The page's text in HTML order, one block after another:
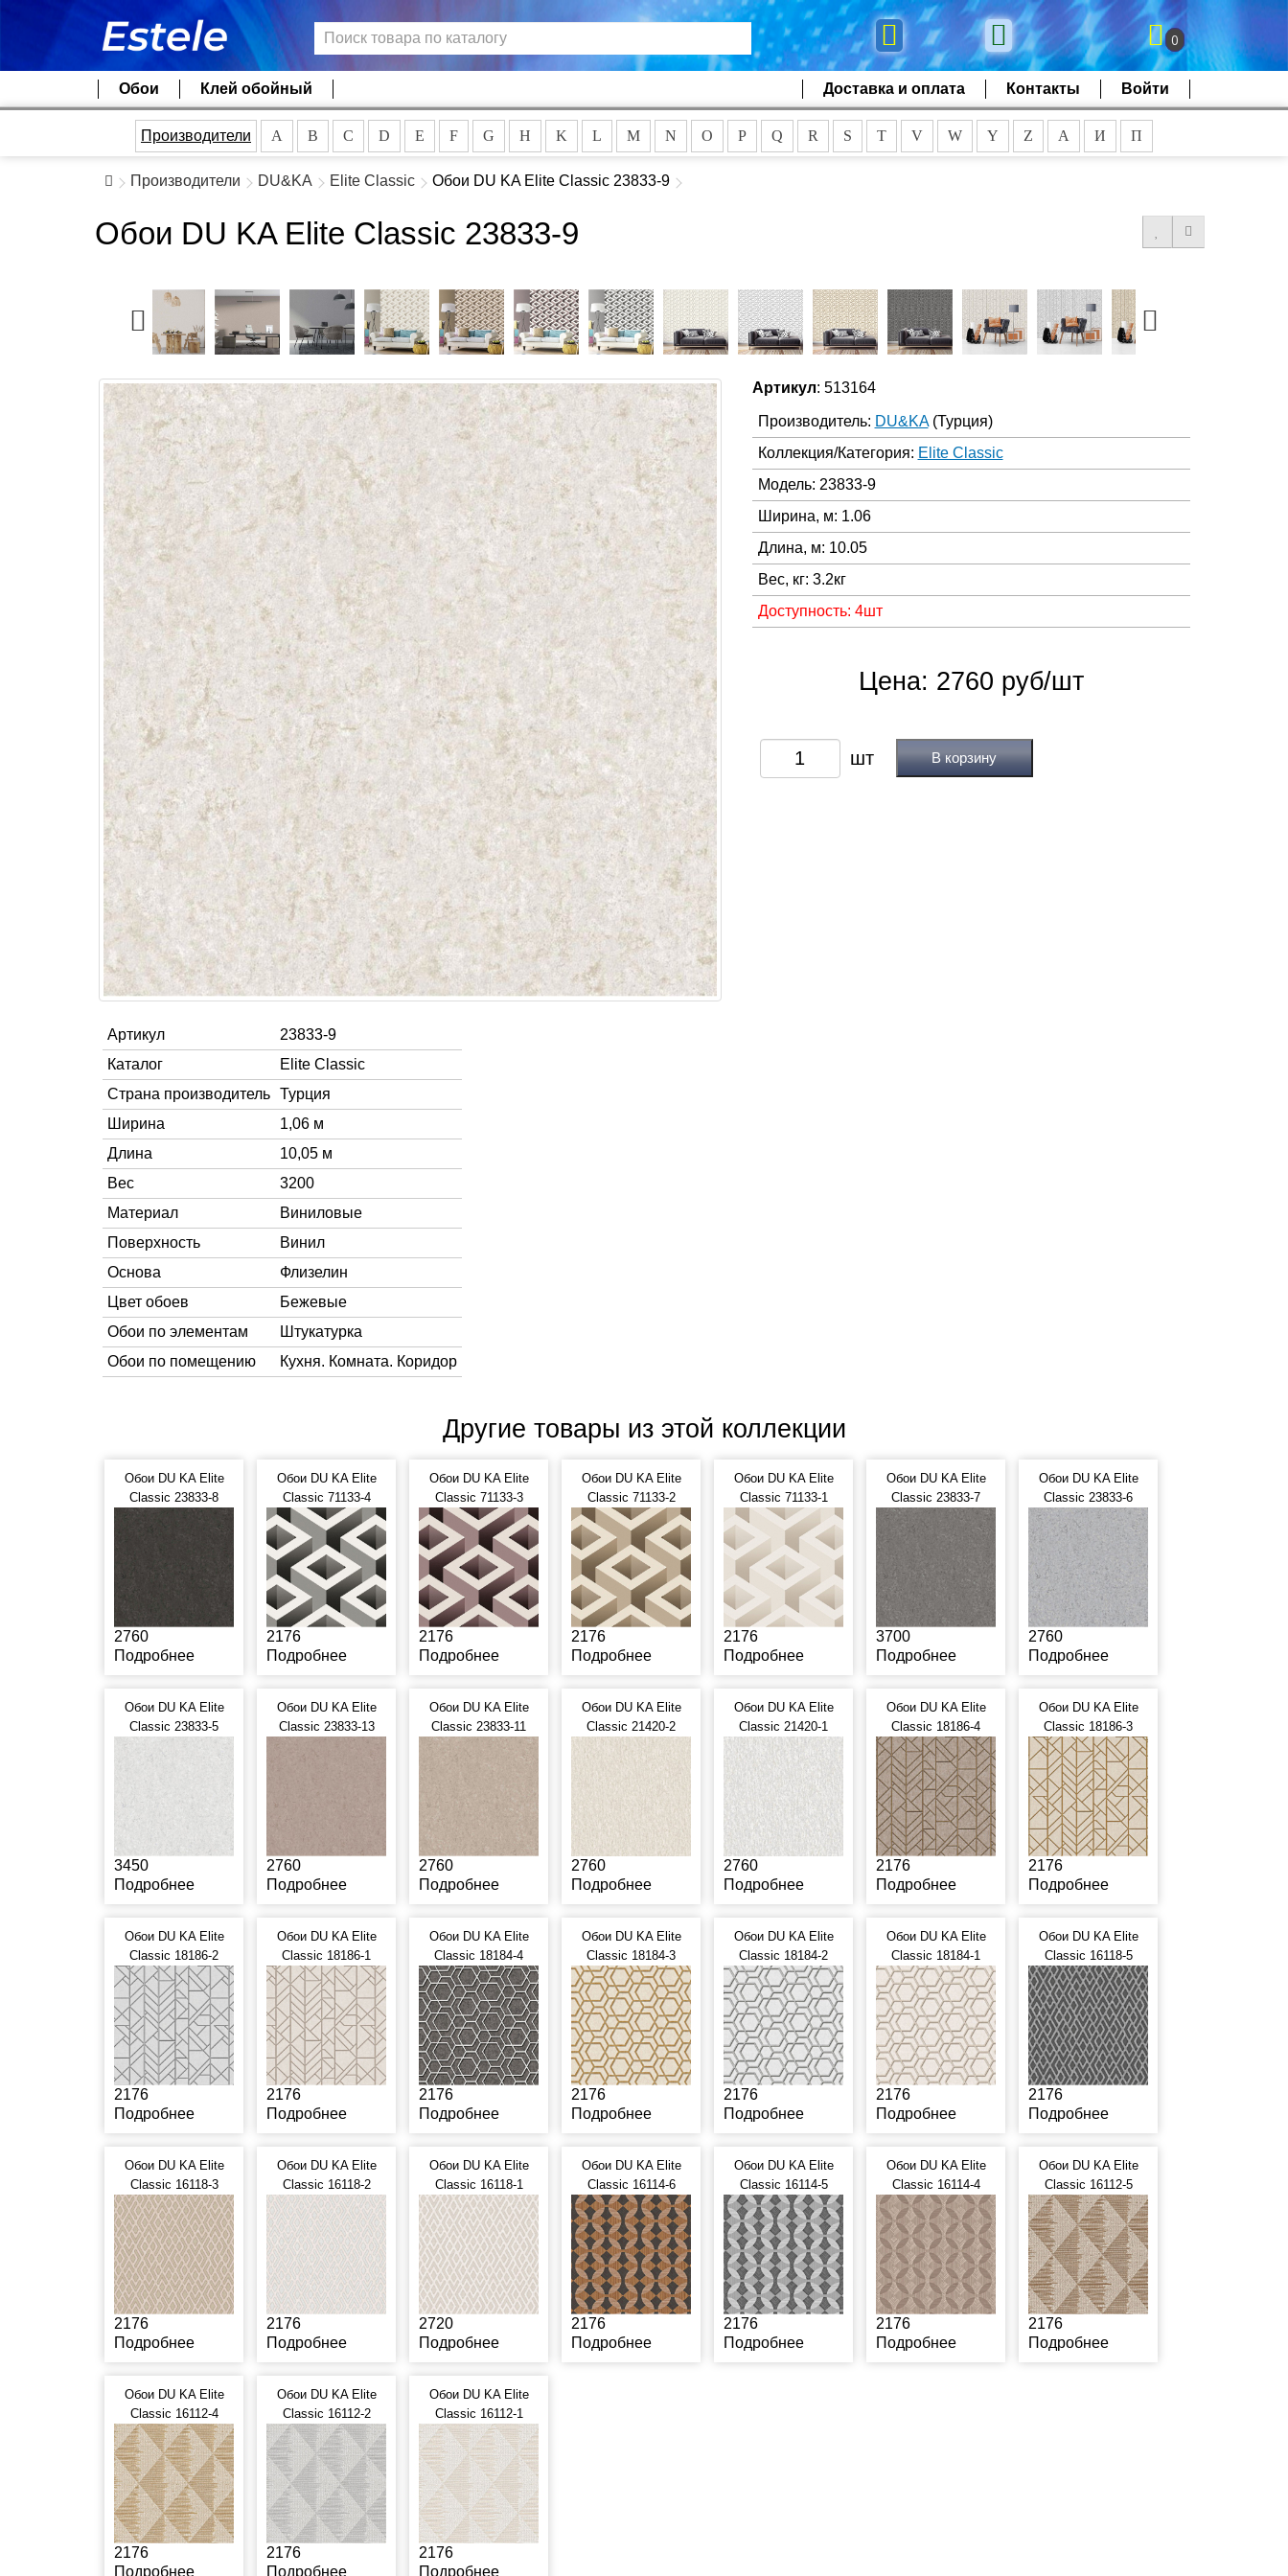
0
Обои Клей обойный Доставка и оплата Контакты Войти
Производители A B C D E F G H K L M N O P Q R S T V W Y Z А И П
Производители DU&KA Elite Classic Обои DU KA Elite Classic 23833-9
Обои DU KA Elite Classic 23833-9
Артикул: 513164
Производитель: DU&KA (Турция)
Коллекция/Категория: Elite Classic
Модель: 23833-9
Ширина, м: 1.06
Длина, м: 10.05
Вес, кг: 3.2кг
Доступность: 4шт
Цена: 2760 руб/шт
В корзину
Артикул
23833-9
Каталог
Elite Classic
Страна производитель Турция
Ширина
1,06 м
Длина
10,05 м
Вес
3200
Материал
Виниловые
Поверхность
Винил
Основа
Флизелин
Цвет обоев
Бежевые
Обои по элементам
Штукатурка
Обои по помещению
Кухня. Комната. Коридор
Другие товары из этой коллекции
Обои DU KA Elite
Classic 23833-8
2760
Подробнее
Обои DU KA Elite
Classic 71133-4
2176
Подробнее
Обои DU KA Elite
Classic 71133-3
2176
Подробнее
Обои DU KA Elite
Classic 71133-2
2176
Подробнее
Обои DU KA Elite
Classic 71133-1
2176
Подробнее
Обои DU KA Elite
Classic 23833-7
3700
Подробнее
Обои DU KA Elite
Classic 23833-6
2760
Подробнее
Обои DU KA Elite
Classic 23833-5
3450
Подробнее
Обои DU KA Elite
Classic 23833-13
2760
Подробнее
Обои DU KA Elite
Classic 23833-11
2760
Подробнее
Обои DU KA Elite
Classic 21420-2
2760
Подробнее
Обои DU KA Elite
Classic 21420-1
2760
Подробнее
Обои DU KA Elite
Classic 18186-4
2176
Подробнее
Обои DU KA Elite
Classic 18186-3
2176
Подробнее
Обои DU KA Elite
Classic 18186-2
2176
Подробнее
Обои DU KA Elite
Classic 18186-1
2176
Подробнее
Обои DU KA Elite
Classic 18184-4
2176
Подробнее
Обои DU KA Elite
Classic 18184-3
2176
Подробнее
Обои DU KA Elite
Classic 18184-2
2176
Подробнее
Обои DU KA Elite
Classic 18184-1
2176
Подробнее
Обои DU KA Elite
Classic 16118-5
2176
Подробнее
Обои DU KA Elite
Classic 16118-3
2176
Подробнее
Обои DU KA Elite
Classic 16118-2
2176
Подробнее
Обои DU KA Elite
Classic 16118-1
2720
Подробнее
Обои DU KA Elite
Classic 16114-6
2176
Подробнее
Обои DU KA Elite
Classic 16114-5
2176
Подробнее
Обои DU KA Elite
Classic 16114-4
2176
Подробнее
Обои DU KA Elite
Classic 16112-5
2176
Подробнее
Обои DU KA Elite
Classic 16112-4
2176
Подробнее
Обои DU KA Elite
Classic 16112-2
2176
Подробнее
Обои DU KA Elite
Classic 16112-1
2176
Подробнее